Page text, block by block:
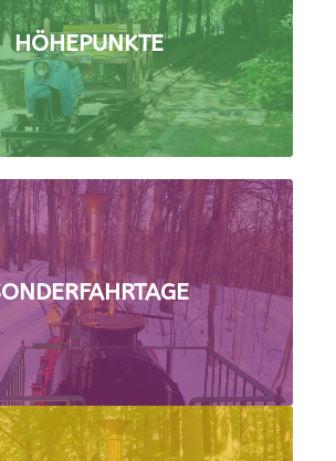
HÖHEPUNKTE